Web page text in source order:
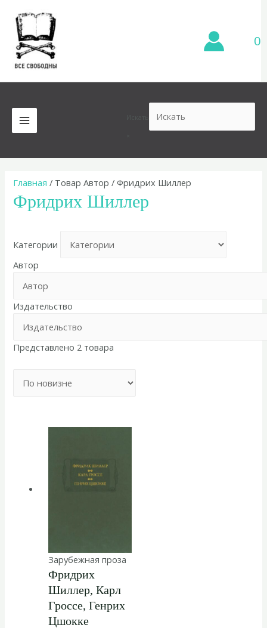
содержимому
0
MAIN
MENU
Главная / Товар Автор / Фридрих Шиллер
Фридрих Шиллер
Категории
Автор
Издательство
Представлено 2 товара
Зарубежная проза
Фридрих
Шиллер, Карл
Гроссе, Генрих
Цшокке